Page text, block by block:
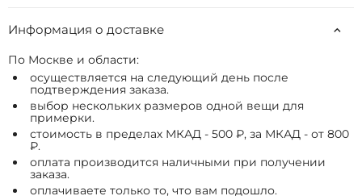
Информация о доставке
По Москве и области:
осуществляется на следующий день после
подтверждения заказа.
выбор нескольких размеров одной вещи для
примерки.
стоимость в пределах МКАД - 500 ₽, за МКАД - от 800
₽.
оплата производится наличными при получении
заказа.
оплачиваете только то, что вам подошло.